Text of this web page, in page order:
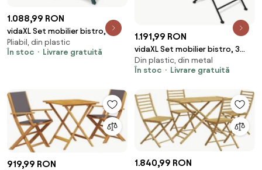
1.088,99 RON
vidaXL Set mobilier bistro, 3
piese, verde, plastic
Pliabil, din plastic
În stoc
Livrare gratuită
1.191,99 RON
vidaXL Set mobilier bistro, 3
piese, teracotă/alb, plăci
ceramice
Din plastic, din metal
În stoc
Livrare gratuită
919,99 RON 1.840,99 RON